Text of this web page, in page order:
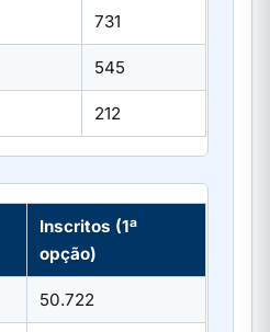
731
545
212
Inscritos (1ª
opção)
50.722